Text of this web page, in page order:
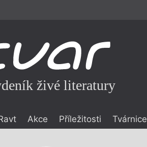
živé literatury
Akce Příležitosti Tvárnice